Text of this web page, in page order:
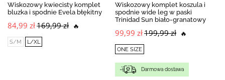
Wiskozowy kwiecisty komplet
bluzka i spodnie Evela błękitny
84,99 zł169,99 zł 🔥
S/M L/XL
Wiskozowy komplet koszula i
spodnie wide leg w paski
Trinidad Sun biało-granatowy
99,99 zł199,99 zł 🔥
ONE SIZE
Darmowa dostawa